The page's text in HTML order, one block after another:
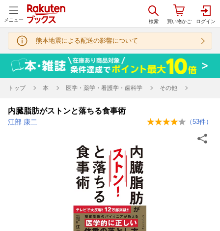
メニュー
熊本地震による配送の影響について
トップ 本 医学・薬学・看護学・歯科学 その他
内臓脂肪がストンと落ちる食事術
江部 康二 （53件）